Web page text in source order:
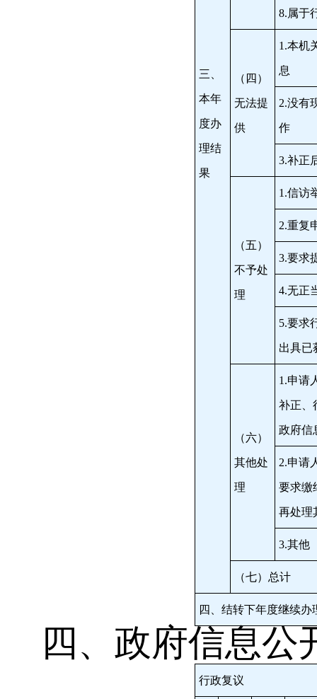
三、
本年
度办
理结
果
8.属于
（四）
无法提
供
1.本机
息
2.没有
作
3.补正
（五）
不予处
理
1.信访
2.重复
3.要求
4.无正
5.要求
出具已
（六）
其他处
理
1.申请
补正、
政府信
2.申请
要求缴
再处理
3.其他
（七）总计
四、结转下年度继续办
四、政府信息公
行政复议